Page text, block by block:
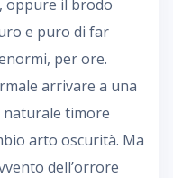
oppure il brodo
e puro di far
per ore.
arrivare a una
naturale timore
arto oscurità. Ma
dell’orrore